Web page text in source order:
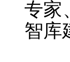
专家
智库